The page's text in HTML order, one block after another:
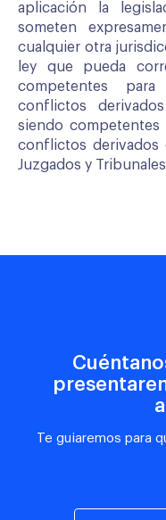
aplicación la
someten
cualquier otra
ley que pueda
competentes
conflictos
siendo
conflictos derivados
Juzgados y
Te guiaremos para